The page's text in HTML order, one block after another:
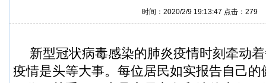
时间：2020/2/9 19:13:47 点击： 279
新型冠状病毒感染的肺炎疫情时刻牵动
疫情是头等大事。每位居民如实报告自己